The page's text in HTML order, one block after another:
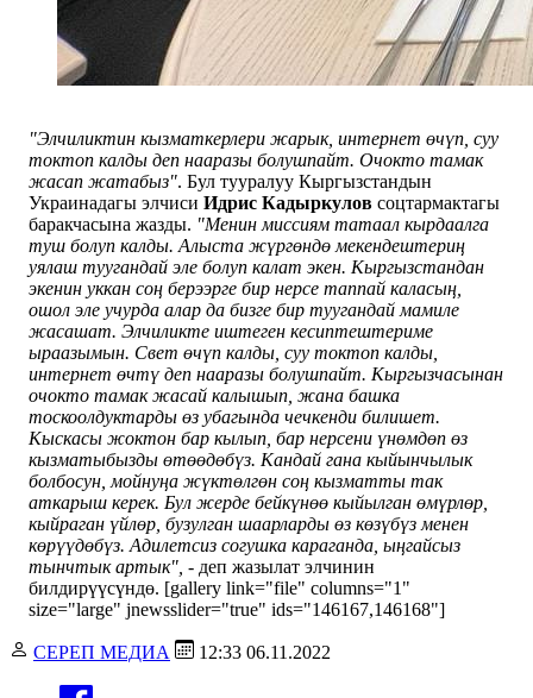
"Элчиликтин кызматкерлери жарык, интернет өчүп, суу
токтоп калды деп нааразы болушпайт. Очокто тамак
жасап жатабыз". Бул тууралуу Кыргызстандын
Украинадагы элчиси Идрис Кадыркулов соцтармактагы
баракчасына жазды. "Менин миссиям татаал кырдаалга
туш болуп калды. Алыста жүргөндө мекендештериң
уялаш туугандай эле болуп калат экен. Кыргызстандан
экенин уккан соң берээрге бир нерсе таппай каласың,
ошол эле учурда алар да бизге бир туугандай мамиле
жасашат. Элчиликте иштеген кесиптештериме
ыраазымын. Свет өчүп калды, суу токтоп калды,
интернет өчтү деп нааразы болушпайт. Кыргызчасынан
очокто тамак жасай калышып, жана башка
тоскоолдуктарды өз убагында чечкенди билишет.
Кыскасы жоктон бар кылып, бар нерсени үнөмдөп өз
кызматыбызды өтөөдөбүз. Кандай гана кыйынчылык
болбосун, мойнуңа жүктөлгөн соң кызматты так
аткарыш керек. Бул жерде бейкүнөө кыйылган өмүрлөр,
кыйраган үйлөр, бузулган шаарларды өз көзүбүз менен
көрүүдөбүз. Адилетсиз согушка караганда, ыңгайсыз
тынчтык артык", - деп жазылат элчинин
билдирүүсүндө. [gallery link="file" columns="1"
size="large" jnewsslider="true" ids="146167,146168"]
СЕРЕП МЕДИА 12:33 06.11.2022